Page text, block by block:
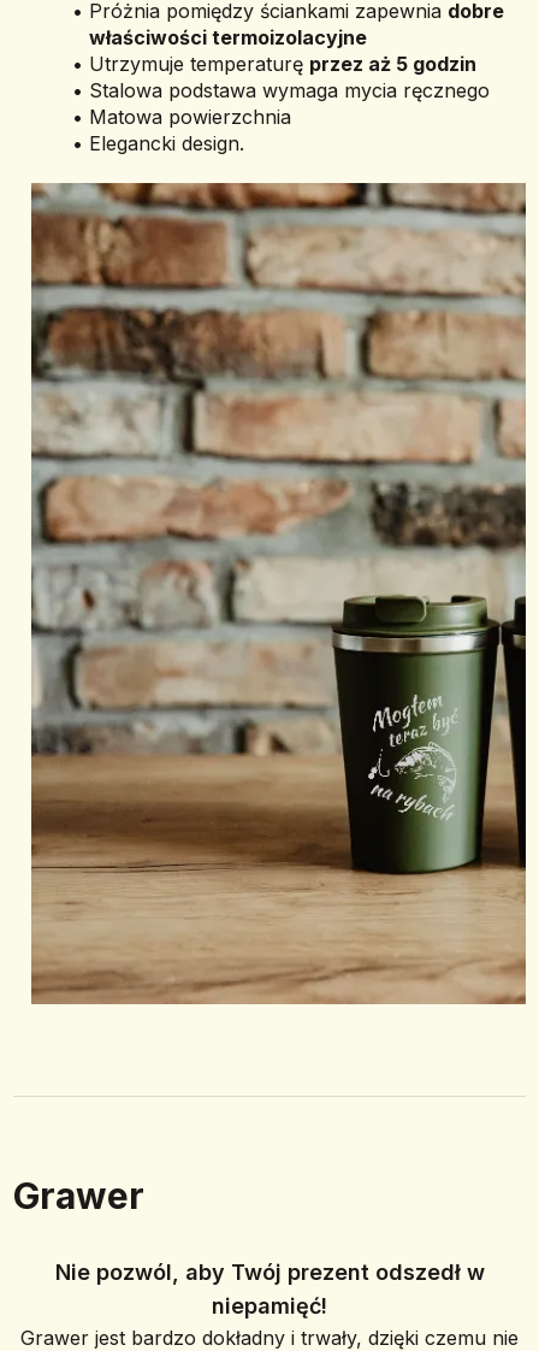
Próżnia pomiędzy ściankami zapewnia dobre
właściwości termoizolacyjne
Utrzymuje temperaturę przez aż 5 godzin
Stalowa podstawa wymaga mycia ręcznego
Matowa powierzchnia
Elegancki design.
Grawer
Nie pozwól, aby Twój prezent odszedł w
niepamięć!
Grawer jest bardzo dokładny i trwały, dzięki czemu nie